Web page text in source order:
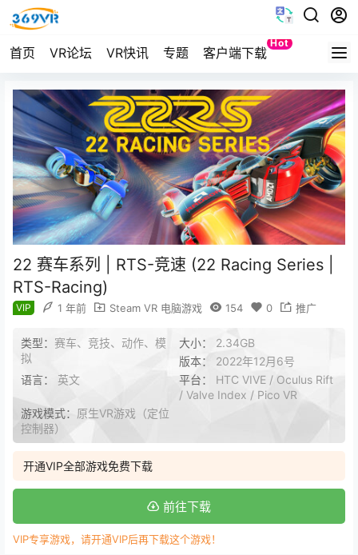
首页 VR论坛 VR快讯 专题 客户端下载
Hot
Quest
22 赛车系列 | RTS-竞速 (22 Racing Series |
RTS-Racing)
VIP 1 年前 Steam VR 电脑游戏 154 0 推广
类型： 赛车、竞技、动作、模
拟
大小： 2.34GB
版本： 2022年12月6号
语言： 英文 平台： HTC VIVE / Oculus Rift
/ Valve Index / Pico VR
游戏模式： 原生VR游戏（定位
控制器）
开通VIP全部游戏免费下载
前往下载
VIP专享游戏，请开通VIP后再下载这个游戏！